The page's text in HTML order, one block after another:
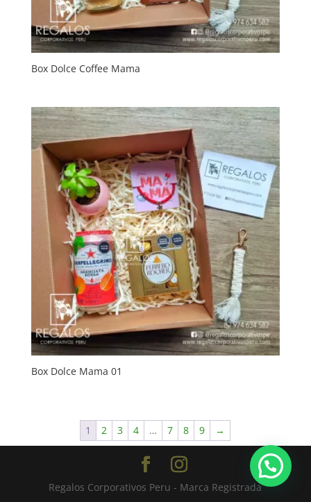
Box Dolce Coffee Mama
Box Dolce Mama 01
1 2 3 4 … 7 8 9 →
Regalos Corporativos Peru - Marca Registrada